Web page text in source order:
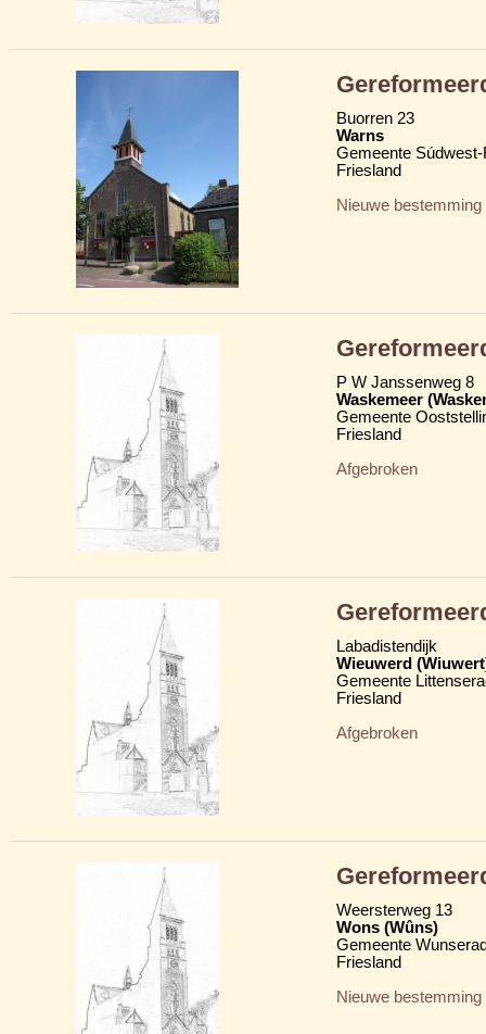
Buorren 23
Warns
Gemeente
Friesland
Nieuwe bestemming
P W Janssenweg 8
Waskemeer
Gemeente
Friesland
Afgebroken
Labadistendijk
Wieuwerd
Gemeente
Friesland
Afgebroken
Weersterweg 13
Wons (Wûns)
Gemeente
Friesland
Nieuwe bestemming